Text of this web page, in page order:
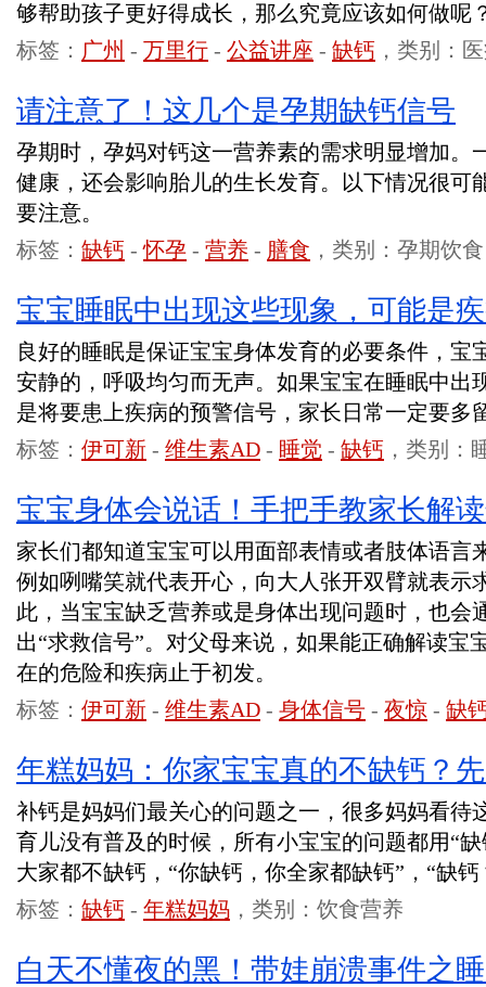
够帮助孩子更好得成长，那么究竟应该如何做呢
标签： 广州 - 万里行 - 公益讲座 - 缺钙 ，类别：
请注意了！这几个是孕期缺钙信号
孕期时，孕妈对钙这一营养素的需求明显增加。
健康，还会影响胎儿的生长发育。以下情况很可
要注意。
标签： 缺钙 -怀孕 - 营养 - 膳食 ，类别：孕期饮食
宝宝睡眠中出现这些现象，可能是
良好的睡眠是保证宝宝身体发育的必要条件，宝
安静的，呼吸均匀而无声。如果宝宝在睡眠中出
是将要患上疾病的预警信号，家长日常一定要多
标签： 伊可新 - 维生素AD - 睡觉 - 缺钙 ，类别：
宝宝身体会说话！手把手教家长解
家长们都知道宝宝可以用面部表情或者肢体语言
例如咧嘴笑就代表开心，向大人张开双臂就表
此，当宝宝缺乏营养或是身体出现问题时，也会
出“求救信号”。对父母来说，如果能正确解读宝
在的危险和疾病止于初发。
标签： 伊可新 - 维生素AD - 身体信号 - 夜惊 - 缺
年糕妈妈：你家宝宝真的不缺钙？
补钙是妈妈们最关心的问题之一，很多妈妈看待
育儿没有普及的时候，所有小宝宝的问题都用“
大家都不缺钙，“你缺钙，你全家都缺钙”，“缺
标签： 缺钙 - 年糕妈妈 ，类别：饮食营养
白天不懂夜的黑！带娃崩溃事件之